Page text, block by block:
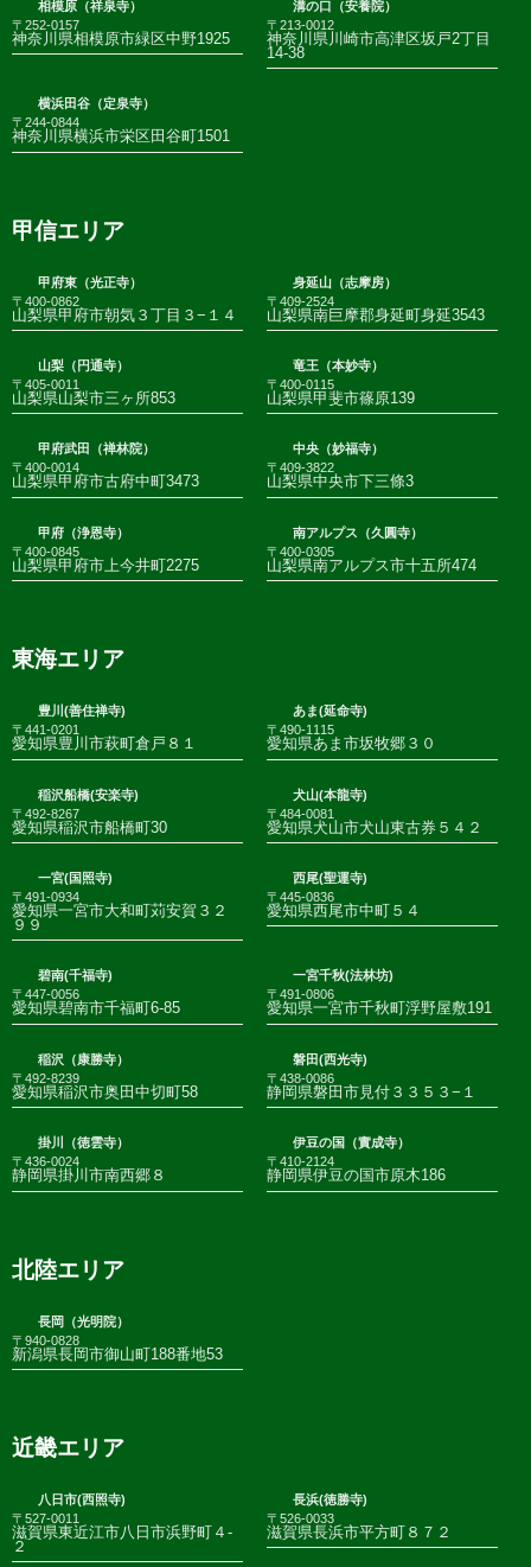
相模原（祥泉寺）
〒252-0157
神奈川県相模原市緑区中野1925
溝の口（安養院）
〒213-0012
神奈川県川崎市高津区坂戸2丁目
14-38
横浜田谷（定泉寺）
〒244-0844
神奈川県横浜市栄区田谷町1501
甲信エリア
甲府東（光正寺）
〒400-0862
山梨県甲府市朝気３丁目３−１４
身延山（志摩房）
〒409-2524
山梨県南巨摩郡身延町身延3543
山梨（円通寺）
〒405-0011
山梨県山梨市三ヶ所853
竜王（本妙寺）
〒400-0115
山梨県甲斐市篠原139
甲府武田（禅林院）
〒400-0014
山梨県甲府市古府中町3473
中央（妙福寺）
〒409-3822
山梨県中央市下三條3
甲府（浄恩寺）
〒400-0845
山梨県甲府市上今井町2275
南アルプス（久圓寺）
〒400-0305
山梨県南アルプス市十五所474
東海エリア
豊川(善住禅寺)
〒441-0201
愛知県豊川市萩町倉戸８１
あま(延命寺)
〒490-1115
愛知県あま市坂牧郷３０
稲沢船橋(安楽寺)
〒492-8267
愛知県稲沢市船橋町30
犬山(本龍寺)
〒484-0081
愛知県犬山市犬山東古券５４２
一宮(国照寺)
〒491-0934
愛知県一宮市大和町苅安賀３２
９９
西尾(聖運寺)
〒445-0836
愛知県西尾市中町５４
碧南(千福寺)
〒447-0056
愛知県碧南市千福町6-85
一宮千秋(法林坊)
〒491-0806
愛知県一宮市千秋町浮野屋敷191
稲沢（康勝寺）
〒492-8239
愛知県稲沢市奥田中切町58
磐田(西光寺)
〒438-0086
静岡県磐田市見付３３５３−１
掛川（徳雲寺）
〒436-0024
静岡県掛川市南西郷８
伊豆の国（實成寺）
〒410-2124
静岡県伊豆の国市原木186
北陸エリア
長岡（光明院）
〒940-0828
新潟県長岡市御山町188番地53
近畿エリア
八日市(西照寺)
〒527-0011
滋賀県東近江市八日市浜野町４-
２
長浜(徳勝寺)
〒526-0033
滋賀県長浜市平方町８７２